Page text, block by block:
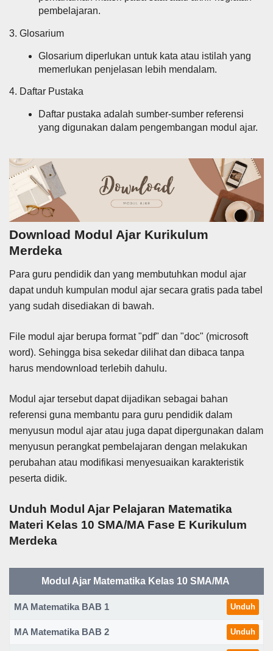
pembelajaran.
3. Glosarium
Glosarium diperlukan untuk kata atau istilah yang
memerlukan penjelasan lebih mendalam.
4. Daftar Pustaka
Daftar pustaka adalah sumber-sumber referensi
yang digunakan dalam pengembangan modul ajar.
Download Modul Ajar Kurikulum
Merdeka
Para guru pendidik dan yang membutuhkan modul ajar
dapat unduh kumpulan modul ajar secara gratis pada tabel
yang sudah disediakan di bawah.
File modul ajar berupa format "pdf" dan "doc" (microsoft
word). Sehingga bisa sekedar dilihat dan dibaca tanpa
harus mendownload terlebih dahulu.
Modul ajar tersebut dapat dijadikan sebagai bahan
referensi guna membantu para guru pendidik dalam
menyusun modul ajar atau juga dapat dipergunakan dalam
menyusun perangkat pembelajaran dengan melakukan
perubahan atau modifikasi menyesuaikan karakteristik
peserta didik.
Unduh Modul Ajar Pelajaran Matematika
Materi Kelas 10 SMA/MA Fase E Kurikulum
Merdeka
Modul Ajar Matematika Kelas 10 SMA/MA
MA Matematika BAB 1 Unduh
MA Matematika BAB 2 Unduh